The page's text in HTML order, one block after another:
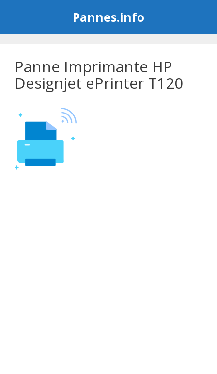
Pannes.info
Panne Imprimante HP
Designjet ePrinter T120